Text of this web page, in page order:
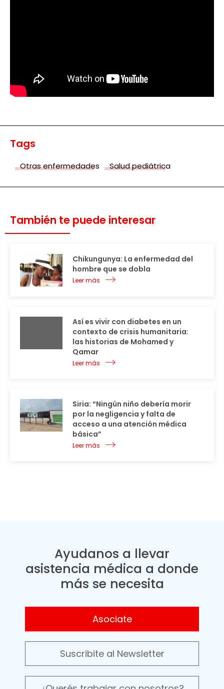
Tags
Otras enfermedades Salud pediátrica
También te puede interesar
Chikungunya: La enfermedad del
hombre que se dobla
Leer más
Así es vivir con diabetes en un
contexto de crisis humanitaria:
las historias de Mohamed y
Qamar
Leer más
Siria: “Ningún niño debería morir
por la negligencia y falta de
acceso a una atención médica
básica”
Leer más
Ayudanos a llevar
asistencia médica a donde
más se necesita
Asociate
Suscribite al Newsletter